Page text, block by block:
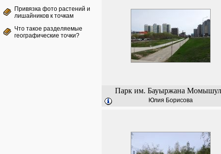
Привязка фото растений и
лишайников к точкам
Что такое разделяемые
географические точки?
Парк им. Бауыржана
Юлия Борисова